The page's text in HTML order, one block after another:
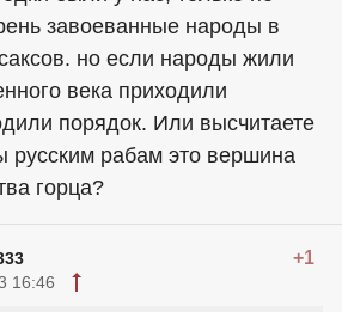
завоеванные народы в
но если народы жили
века приходили
порядок. Или высчитаете
русским рабам это вершина
горца?
+1
16:46